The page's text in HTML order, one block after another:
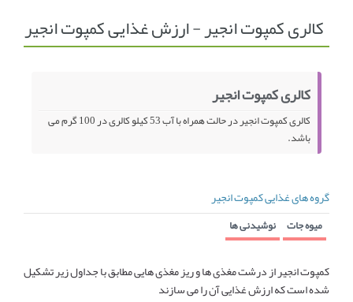
انجمن متخصصین زنان و اوما انتخاب نام کودک
تماس با ما
کالری کمپوت انجیر - ارزش غذایی کمپوت انجیر
کالری کمپوت انجیر
کالری کمپوت انجیر در حالت همراه با آب 53 کیلو کالری در 100 گرم می
باشد.
گروه های غذایی کمپوت انجیر
میوه جات نوشیدنی ها
کمپوت انجیر از درشت مغذی ها و ریز مغذی هایی مطابق با جداول زیر تشکیل
شده است که ارزش غذایی آن را می سازند